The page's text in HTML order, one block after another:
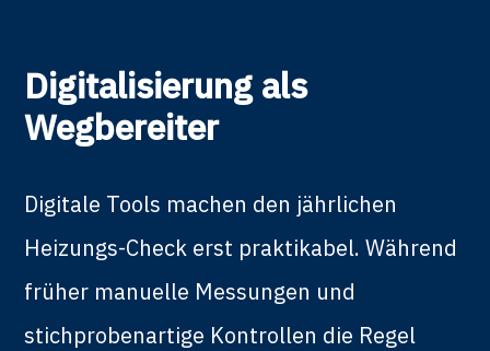
Digitalisierung als
Wegbereiter
Digitale Tools machen den jährlichen
Heizungs-Check erst praktikabel. Während
früher manuelle Messungen und
stichprobenartige Kontrollen die Regel